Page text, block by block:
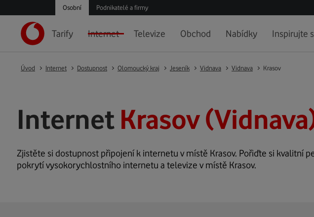
Osobní Podnikatelé a firmy
Tarify Internet Televize Obchod Nabídky Inspirujte
Úvod Internet Dostupnost Olomoucký kraj Jeseník Vidnava Vidnava Krasov
Internet Krasov
Zjistěte si dostupnost připojení k internetu v místě Krasov. Pořiďte si kvalitní
pokrytí vysokorychlostního internetu a televize v místě Krasov.